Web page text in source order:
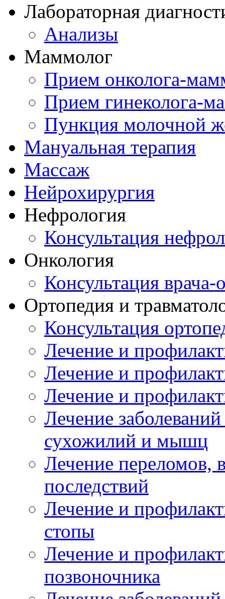
Лабораторная
Анализы
Маммолог
Прием онколога-
Прием гинеколога-
Пункция молочной
Мануальная терапия
Массаж
Нейрохирургия
Нефрология
Консультация
Онкология
Консультация врача-
Ортопедия и
Консультация
Лечение и
Лечение и
Лечение и
Лечение
сухожилий и мышц
Лечение переломов,
последствий
Лечение и
стопы
Лечение и
позвоночника